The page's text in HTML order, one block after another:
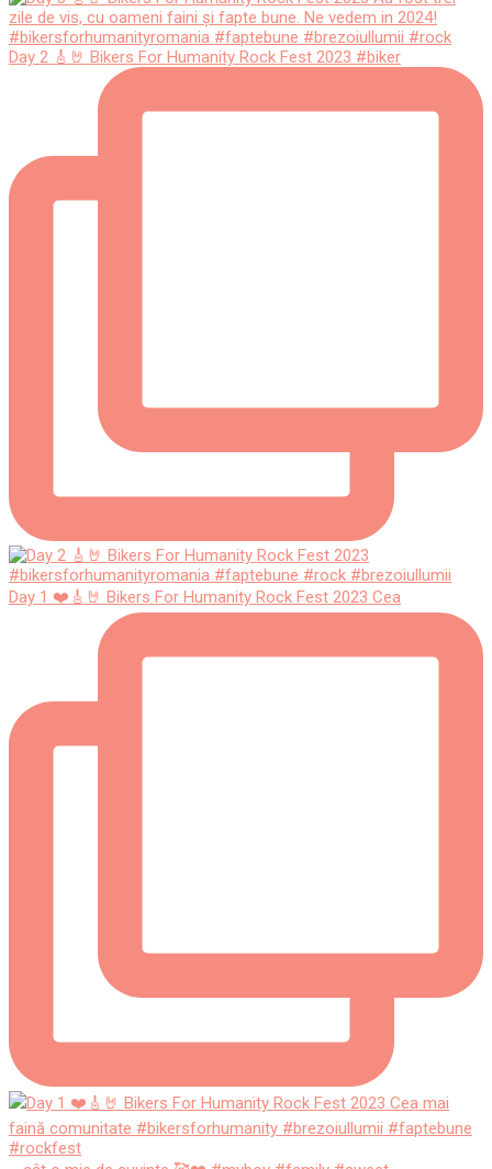
Day 2 🎸🤘 Bikers For Humanity Rock Fest 2023 #biker
Day 1 ❤️🎸🤘 Bikers For Humanity Rock Fest 2023 Cea